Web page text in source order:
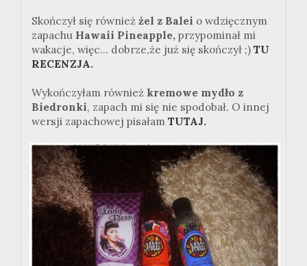
Skończył się również żel z Balei o wdzięcznym
zapachu Hawaii Pineapple, przypominał mi
wakacje, więc... dobrze,że już się skończył ;) TU
RECENZJA.
Wykończyłam również kremowe mydło z
Biedronki, zapach mi się nie spodobał. O innej
wersji zapachowej pisałam TUTAJ.